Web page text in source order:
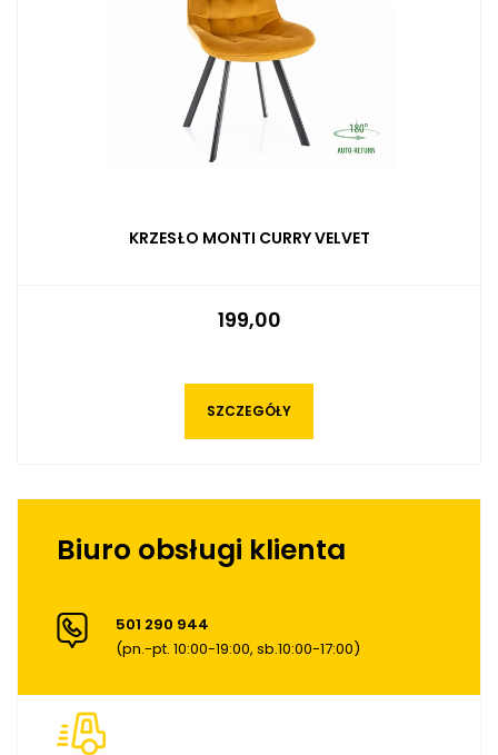
KRZESŁO MONTI CURRY VELVET
199,00
SZCZEGÓŁY
Biuro obsługi klienta
501 290 944
(pn.-pt. 10:00-19:00, sb.10:00-17:00)